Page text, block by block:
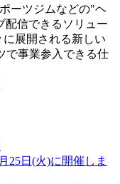
ーツジムなどの"ヘ
配信できるソリュー
展開される新しい
で事業参入できる仕
25日(火)に開催しま